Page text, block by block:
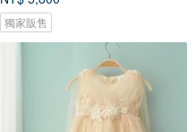
獨家販售